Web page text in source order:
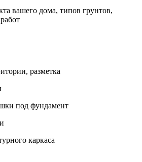
вашего дома, типов грунтов,
разметка
под фундамент
каркаса